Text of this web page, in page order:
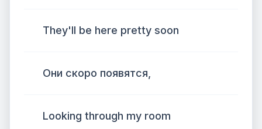
They'll be here pretty soon
Они скоро появятся,
Looking through my room